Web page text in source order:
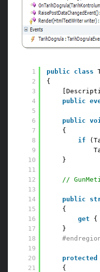
1
2
3
4
5
6
7
8
9
10
11
12
13
14
15
16
17
18
19
20
21
public class
{
public
public
{
if
}
//
public
{
get
{
}
protected
{